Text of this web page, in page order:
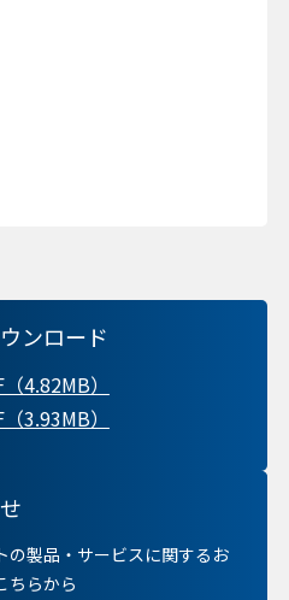
ンロード
4.82MB）
3.93MB）
の製品・サービスに関するお
ちらから